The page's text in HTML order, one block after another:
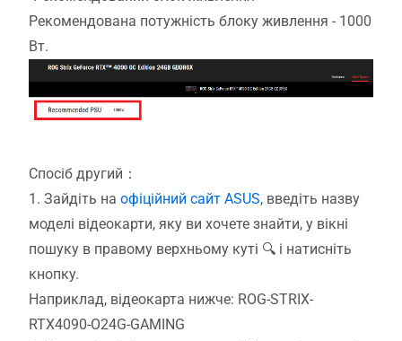
Рекомендована потужність блоку живлення - 1000
Вт.
Спосіб другий：
1. Зайдіть на офіційний сайт ASUS, введіть назву
моделі відеокарти, яку ви хочете знайти, у вікні
пошуку в правому верхньому куті 🔍 і натисніть
кнопку.
Наприклад, відеокарта нижче: ROG-STRIX-
RTX4090-O24G-GAMING